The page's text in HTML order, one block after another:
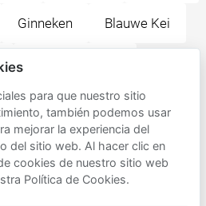
Ginneken Blauwe Kei
para que nuestro sitio
también podemos usar
mejorar la experiencia del
del sitio web. Al hacer clic en
cookies de nuestro sitio web
Política de Cookies.